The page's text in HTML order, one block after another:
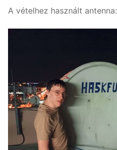
A vételhez használt antenna: